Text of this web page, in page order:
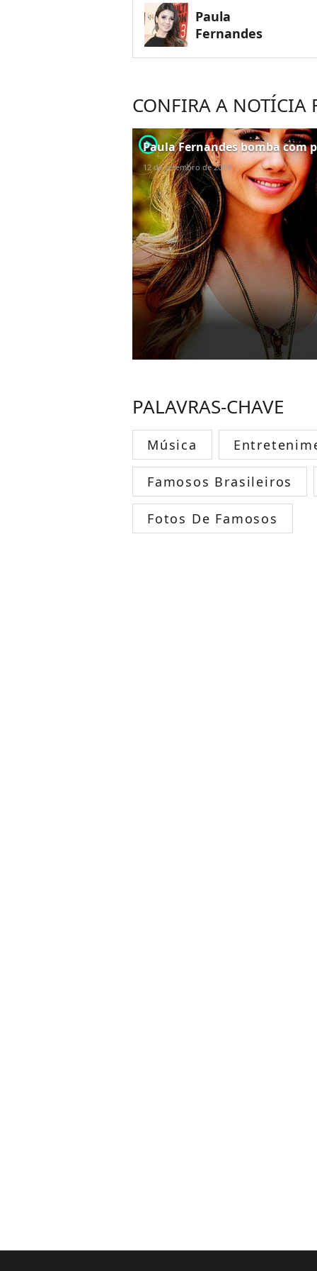
Paula
Fernandes
CONFIRA A NOTÍCIA
player2
Paula Fernandes bomba com
12 de setembro de 2014
PALAVRAS-CHAVE
Música
Famosos Brasileiros
Fotos De Famosos